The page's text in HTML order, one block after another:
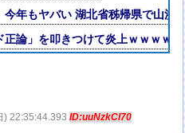
今年もヤバい 湖北省秭帰県で山
正論」を叩きつけて炎上ｗｗｗｗ
) 22:35:44.393ID:uuNzkCI70